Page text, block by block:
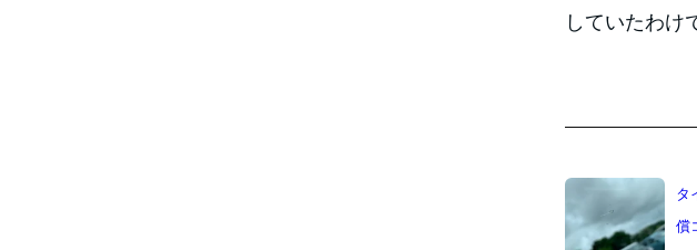
していたわけ
タ
償